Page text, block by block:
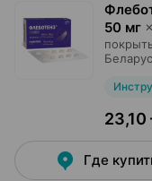
50 мг ×
Где